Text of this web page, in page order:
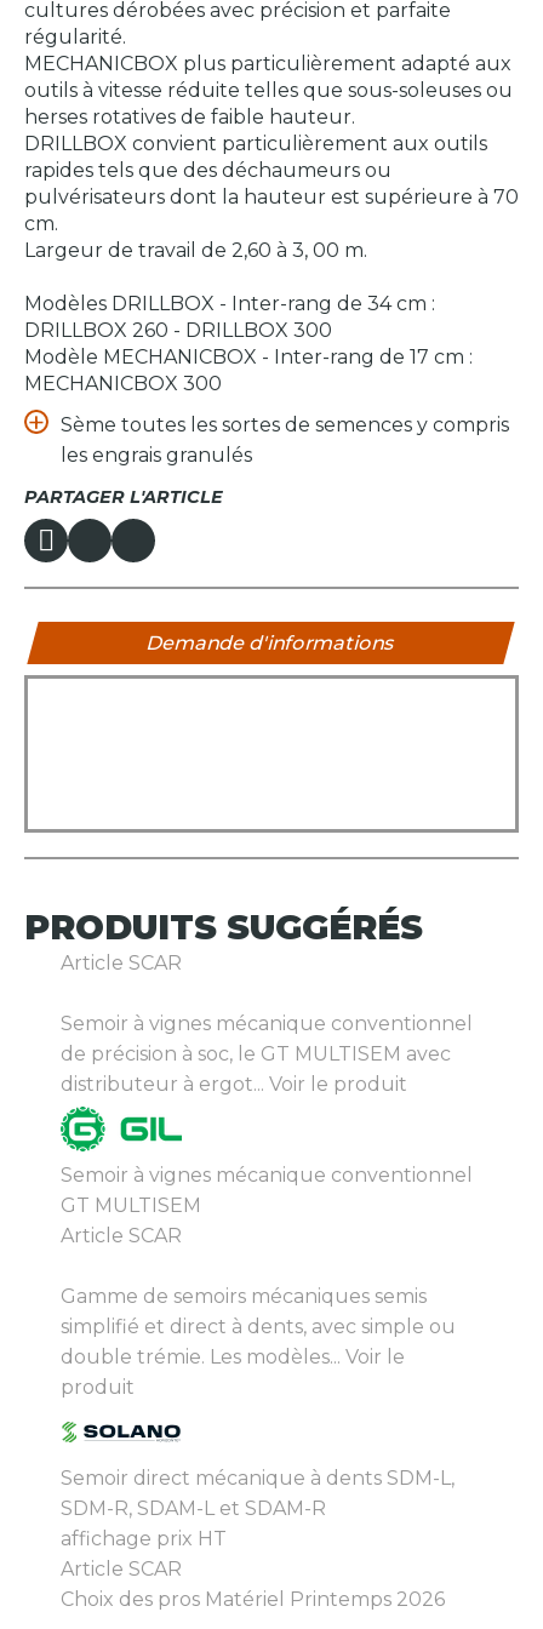
Sème toutes les sortes de semences y compris
les engrais granulés
PARTAGER L'ARTICLE
cultures dérobées avec précision et parfaite
régularité.
MECHANICBOX plus particulièrement adapté aux
outils à vitesse réduite telles que sous-soleuses ou
herses rotatives de faible hauteur.
DRILLBOX convient particulièrement aux outils
rapides tels que des déchaumeurs ou
pulvérisateurs dont la hauteur est supérieure à 70
cm.
Largeur de travail de 2,60 à 3, 00 m.
Modèles DRILLBOX - Inter-rang de 34 cm :
DRILLBOX 260 - DRILLBOX 300
Modèle MECHANICBOX - Inter-rang de 17 cm :
MECHANICBOX 300
Demande d'informations
PRODUITS SUGGÉRÉS
Article SCAR
Semoir à vignes mécanique conventionnel
de précision à soc, le GT MULTISEM avec
distributeur à ergot... Voir le produit
Semoir à vignes mécanique conventionnel
GT MULTISEM
Article SCAR
Gamme de semoirs mécaniques semis
simplifié et direct à dents, avec simple ou
double trémie. Les modèles... Voir le
produit
Semoir direct mécanique à dents SDM-L,
SDM-R, SDAM-L et SDAM-R
affichage prix HT
Article SCAR
Choix des pros Matériel Printemps 2026